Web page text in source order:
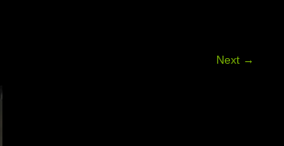
Next →